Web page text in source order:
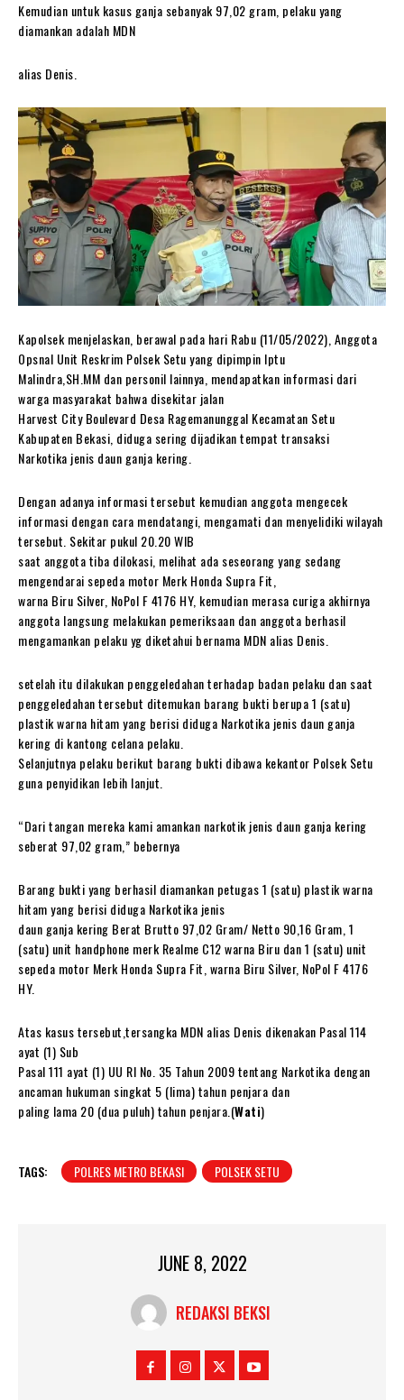
Kemudian untuk kasus ganja sebanyak 97,02 gram, pelaku yang
diamankan adalah MDN
alias Denis.
Kapolsek menjelaskan, berawal pada hari Rabu (11/05/2022), Anggota
Opsnal Unit Reskrim Polsek Setu yang dipimpin Iptu
Malindra,SH.MM dan personil lainnya, mendapatkan informasi dari
warga masyarakat bahwa disekitar jalan
Harvest City Boulevard Desa Ragemanunggal Kecamatan Setu
Kabupaten Bekasi, diduga sering dijadikan tempat transaksi
Narkotika jenis daun ganja kering.
Dengan adanya informasi tersebut kemudian anggota mengecek
informasi dengan cara mendatangi, mengamati dan menyelidiki wilayah
tersebut. Sekitar pukul 20.20 WIB
saat anggota tiba dilokasi, melihat ada seseorang yang sedang
mengendarai sepeda motor Merk Honda Supra Fit,
warna Biru Silver, NoPol F 4176 HY, kemudian merasa curiga akhirnya
anggota langsung melakukan pemeriksaan dan anggota berhasil
mengamankan pelaku yg diketahui bernama MDN alias Denis.
setelah itu dilakukan penggeledahan terhadap badan pelaku dan saat
penggeledahan tersebut ditemukan barang bukti berupa 1 (satu)
plastik warna hitam yang berisi diduga Narkotika jenis daun ganja
kering di kantong celana pelaku.
Selanjutnya pelaku berikut barang bukti dibawa kekantor Polsek Setu
guna penyidikan lebih lanjut.
“Dari tangan mereka kami amankan narkotik jenis daun ganja kering
seberat 97,02 gram,” bebernya
Barang bukti yang berhasil diamankan petugas 1 (satu) plastik warna
hitam yang berisi diduga Narkotika jenis
daun ganja kering Berat Brutto 97,02 Gram/ Netto 90,16 Gram, 1
(satu) unit handphone merk Realme C12 warna Biru dan 1 (satu) unit
sepeda motor Merk Honda Supra Fit, warna Biru Silver, NoPol F 4176
HY.
Atas kasus tersebut,tersangka MDN alias Denis dikenakan Pasal 114
ayat (1) Sub
Pasal 111 ayat (1) UU RI No. 35 Tahun 2009 tentang Narkotika dengan
ancaman hukuman singkat 5 (lima) tahun penjara dan
paling lama 20 (dua puluh) tahun penjara.(Wati)
TAGS: POLRES METRO BEKASI POLSEK SETU
JUNE 8, 2022
REDAKSI BEKSI